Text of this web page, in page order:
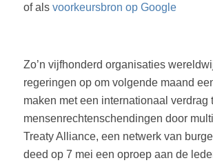
of als voorkeursbron op Google
Zo’n vijfhonderd organisaties
regeringen op om volgende maand
maken met een internationaal verdrag
mensenrechtenschendingen door
Treaty Alliance, een netwerk van
deed op 7 mei een oproep aan de